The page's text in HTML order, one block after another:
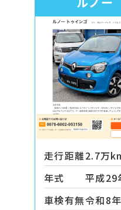
走行距離2.7万
年式
平成29
車検有無令和8